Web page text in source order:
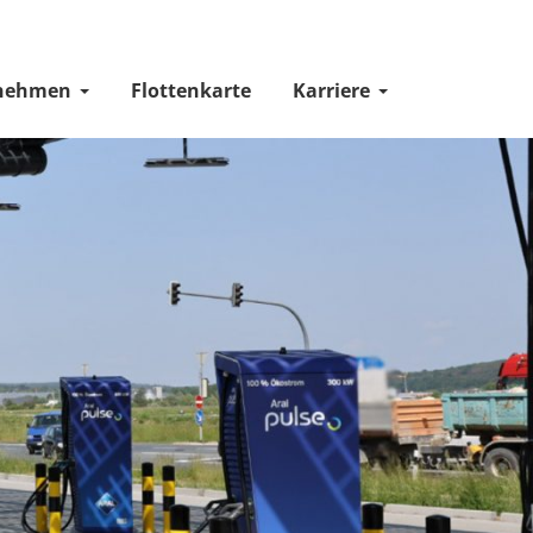
Flottenkarte Karriere